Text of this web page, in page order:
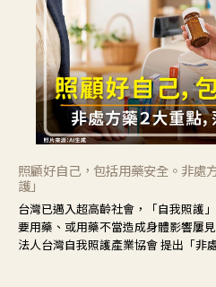
照顧好自己，包括用藥安全。非處
護」
台灣已邁入超高齡社會，「自我照護
要用藥、或用藥不當造成身體影響屢
法人台灣自我照護產業協會 提出「非